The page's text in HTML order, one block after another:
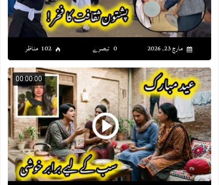
مارچ 23, 2026 0 تبصرے 102 مناظر
00:00:00